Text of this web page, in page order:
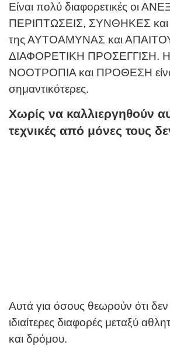
Είναι πολύ διαφορετικές οι
ΠΕΡΙΠΤΩΣΕΙΣ, ΣΥΝΘΗΚΕΣ
της ΑΥΤΟΑΜΥΝΑΣ και
ΔΙΑΦΟΡΕΤΙΚΗ ΠΡΟΣΕΓΓΙΣΗ.
ΝΟΟΤΡΟΠΙΑ και ΠΡΟΘΕΣΗ
σημαντικότερες.
Χωρίς να καλλιεργηθούν
τεχνικές από μόνες τους
Αυτά για όσους θεωρούν ότι
ιδιαίτερες διαφορές μεταξύ
και δρόμου.